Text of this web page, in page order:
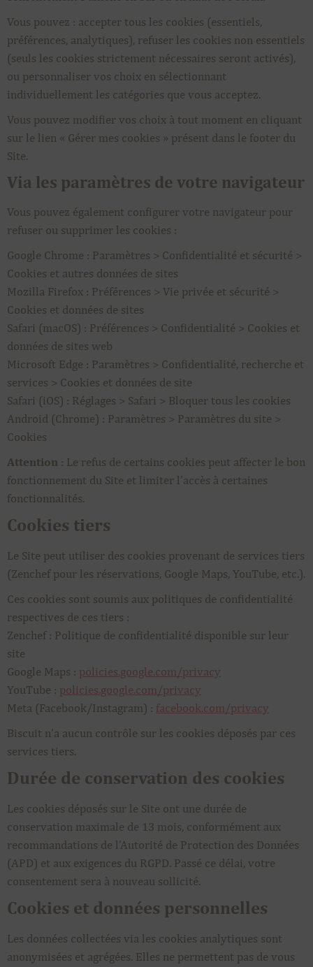
Vous pouvez : accepter tous les cookies (essentiels,
préférences, analytiques), refuser les cookies non essentiels
(seuls les cookies strictement nécessaires seront activés),
ou personnaliser vos choix en sélectionnant
individuellement les catégories que vous acceptez.
Vous pouvez modifier vos choix à tout moment en cliquant
sur le lien « Gérer mes cookies » présent dans le footer du
Site.
Via les paramètres de votre navigateur
Vous pouvez également configurer votre navigateur pour
refuser ou supprimer les cookies :
Google Chrome : Paramètres > Confidentialité et sécurité >
Cookies et autres données de sites
Mozilla Firefox : Préférences > Vie privée et sécurité >
Cookies et données de sites
Safari (macOS) : Préférences > Confidentialité > Cookies et
données de sites web
Microsoft Edge : Paramètres > Confidentialité, recherche et
services > Cookies et données de site
Safari (iOS) : Réglages > Safari > Bloquer tous les cookies
Android (Chrome) : Paramètres > Paramètres du site >
Cookies
Attention : Le refus de certains cookies peut affecter le bon
fonctionnement du Site et limiter l’accès à certaines
fonctionnalités.
Cookies tiers
Le Site peut utiliser des cookies provenant de services tiers
(Zenchef pour les réservations, Google Maps, YouTube, etc.).
Ces cookies sont soumis aux politiques de confidentialité
respectives de ces tiers :
Zenchef : Politique de confidentialité disponible sur leur
site
Google Maps : policies.google.com/privacy
YouTube : policies.google.com/privacy
Meta (Facebook/Instagram) : facebook.com/privacy
Biscuit n’a aucun contrôle sur les cookies déposés par ces
services tiers.
Durée de conservation des cookies
Les cookies déposés sur le Site ont une durée de
conservation maximale de 13 mois, conformément aux
recommandations de l’Autorité de Protection des Données
(APD) et aux exigences du RGPD. Passé ce délai, votre
consentement sera à nouveau sollicité.
Cookies et données personnelles
Les données collectées via les cookies analytiques sont
anonymisées et agrégées. Elles ne permettent pas de vous